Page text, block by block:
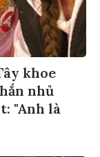
khoe
nhủ
"Anh là